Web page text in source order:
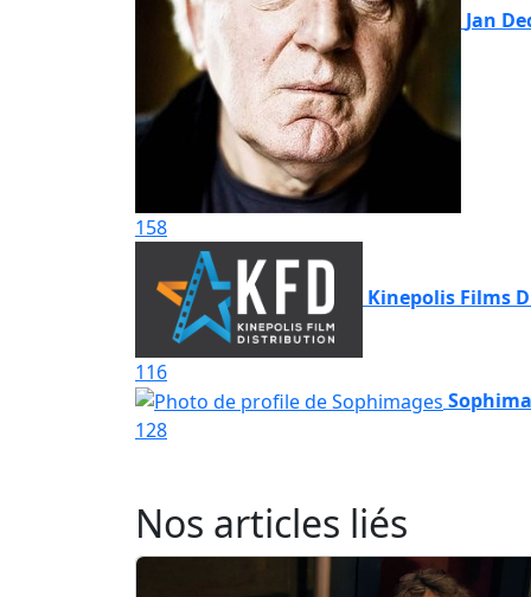
Jan
158
Kinepolis Films
116
128
Nos articles liés